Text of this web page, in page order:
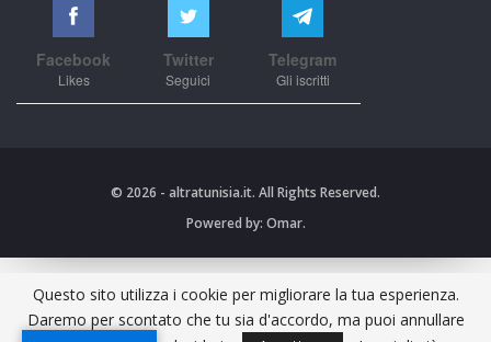
Facebook
Likes
Twitter
Seguici
Telegram
Gli iscritti
© 2026 - altratunisia.it. All Rights Reserved.
Powered by: Omar.
Questo sito utilizza i cookie per migliorare la tua esperienza.
Daremo per scontato che tu sia d'accordo, ma puoi annullare